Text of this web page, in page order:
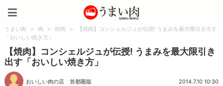
うまい肉 > 肉 > 焼肉 >
【焼肉】コンシェルジュが伝授! うまみを最大限引き出す
「おいしい焼き方」
【焼肉】コンシェルジュが伝授! うまみを最大限引き
出す「おいしい焼き方」
おいしい肉の店 首都圏版 2014.7.10 10:30